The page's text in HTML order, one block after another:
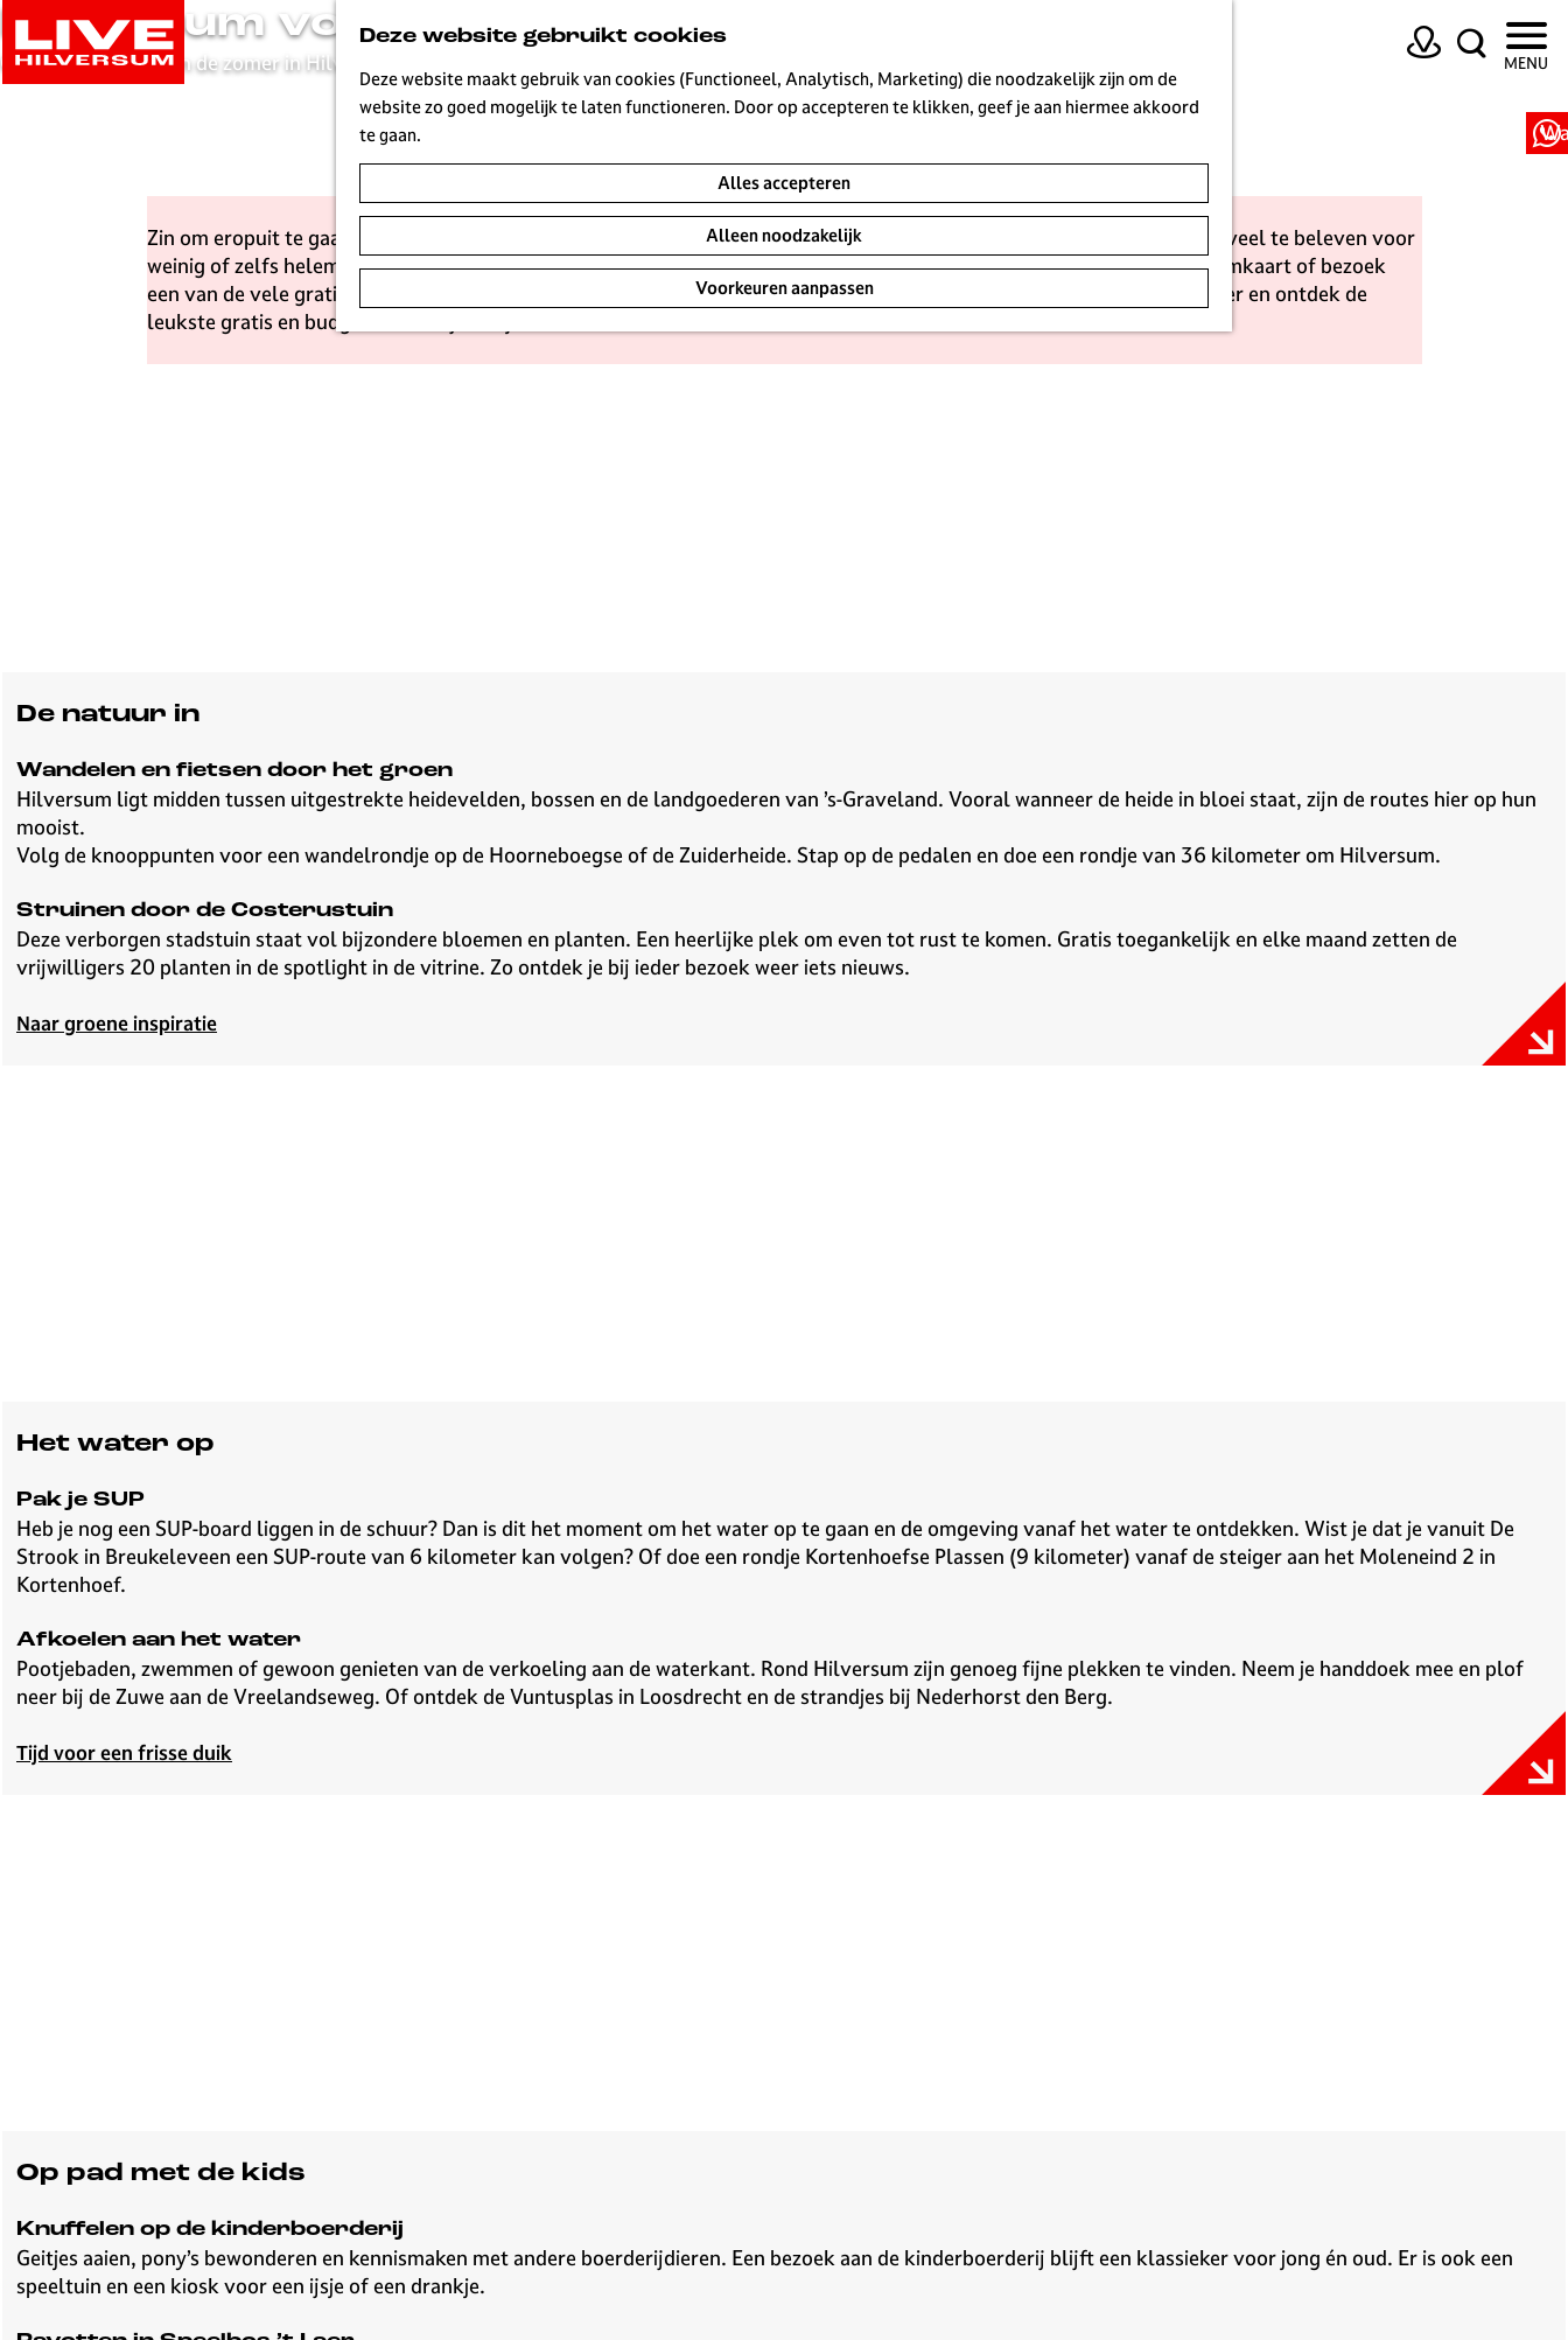
Deze website gebruikt cookies
Deze website maakt gebruik van cookies (Functioneel, Analytisch, Marketing) die noodzakelijk zijn om de
website zo goed mogelijk te laten functioneren. Door op accepteren te klikken, geef je aan hiermee akkoord
te gaan.
Alles accepteren
Alleen noodzakelijk
Voorkeuren aanpassen
G
n
d
h
o
m
e
p
r
u
m
MENU
Hilversum voor nop
Geniet voordelig van de zomer in Hilversum
| | |
Zin om eropuit te gaan deze zomer, maar liever niet te veel geld uit te geven? Goed nieuws: in Hilversum is verrassend veel te beleven voor
weinig of zelfs helemaal gratis. Trek de natuur in wanneer de heide paars kleurt, ontdek culturele parels met je Museumkaart of bezoek
een van de vele gratis evenementen in de stad. Ook voor kinderen zijn er genoeg avonturen te beleven. Lees snel verder en ontdek de
leukste gratis en budgetvriendelijke uitjes in Hilversum.
De natuur in
Wandelen en fietsen door het groen
Hilversum ligt midden tussen uitgestrekte heidevelden, bossen en de landgoederen van ’s-Graveland. Vooral wanneer de heide in bloei staat, zijn de routes hier op hun
mooist.
Volg de knooppunten voor een wandelrondje op de Hoorneboegse of de Zuiderheide. Stap op de pedalen en doe een rondje van 36 kilometer om Hilversum.
Struinen door de Costerustuin
Deze verborgen stadstuin staat vol bijzondere bloemen en planten. Een heerlijke plek om even tot rust te komen. Gratis toegankelijk en elke maand zetten de
vrijwilligers 20 planten in de spotlight in de vitrine. Zo ontdek je bij ieder bezoek weer iets nieuws.
Naar groene inspiratie
Het water op
Pak je SUP
Heb je nog een SUP-board liggen in de schuur? Dan is dit het moment om het water op te gaan en de omgeving vanaf het water te ontdekken. Wist je dat je vanuit De
Strook in Breukeleveen een SUP-route van 6 kilometer kan volgen? Of doe een rondje Kortenhoefse Plassen (9 kilometer) vanaf de steiger aan het Moleneind 2 in
Kortenhoef.
Afkoelen aan het water
Pootjebaden, zwemmen of gewoon genieten van de verkoeling aan de waterkant. Rond Hilversum zijn genoeg fijne plekken te vinden. Neem je handdoek mee en plof
neer bij de Zuwe aan de Vreelandseweg. Of ontdek de Vuntusplas in Loosdrecht en de strandjes bij Nederhorst den Berg.
Tijd voor een frisse duik
Op pad met de kids
Knuffelen op de kinderboerderij
Geitjes aaien, pony’s bewonderen en kennismaken met andere boerderijdieren. Een bezoek aan de kinderboerderij blijft een klassieker voor jong én oud. Er is ook een
speeltuin en een kiosk voor een ijsje of een drankje.